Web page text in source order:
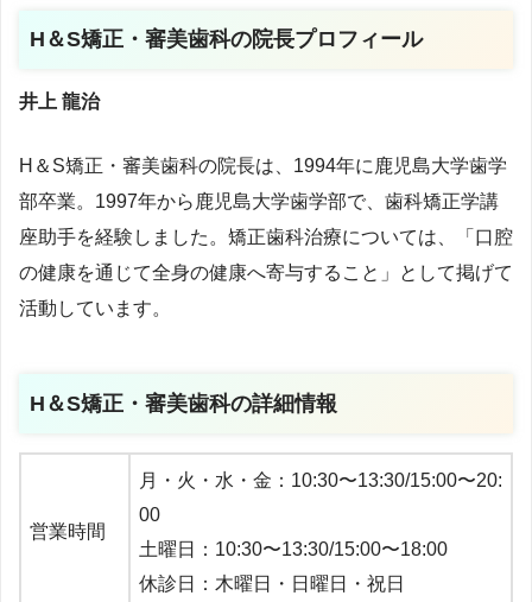
H＆S矯正・審美歯科の院長プロフィール
井上 龍治
H＆S矯正・審美歯科の院長は、1994年に鹿児島大学歯学
部卒業。1997年から鹿児島大学歯学部で、歯科矯正学講
座助手を経験しました。矯正歯科治療については、「口腔
の健康を通じて全身の健康へ寄与すること」として掲げて
活動しています。
H＆S矯正・審美歯科の詳細情報
営業時間
月・火・水・金：10:30〜13:30/15:00〜20:
00
土曜日：10:30〜13:30/15:00〜18:00
休診日：木曜日・日曜日・祝日